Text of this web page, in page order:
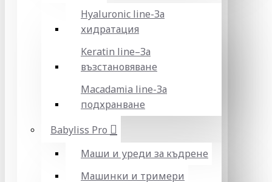
Hyaluronic line-За
хидратация
Keratin line–За
възстановяване
Macadamia line-За
подхранване
Babyliss Pro
Маши и уреди за къдрене
Машинки и тримери